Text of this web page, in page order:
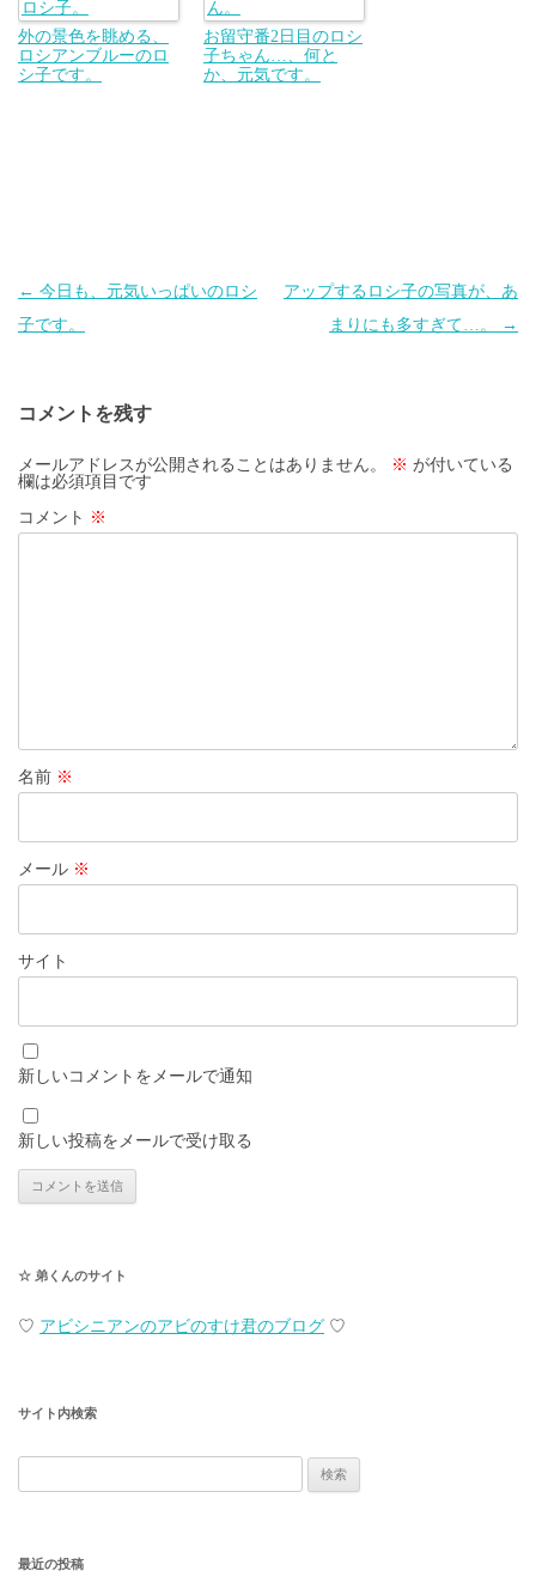
外の景色を眺める、
ロシアンブルーのロ
シ子です。
お留守番2日目のロシ
子ちゃん…、何と
か、元気です。
投
稿
ゲ
ー
シ
ョ
← 今日も、元気いっぱいのロシ
子です。
アップするロシ子の写真が、あ
まりにも多すぎて…。
→
コメントを残す
メールアドレスが公開されることはありません。 ※ が付いている
欄は必須項目です
コメント ※
名前 ※
メール ※
サイト
新しいコメントをメールで通知
新しい投稿をメールで受け取る
☆ 弟くんのサイト
♡ アビシニアンのアビのすけ君のブログ ♡
サイト内検索
索:
最近の投稿